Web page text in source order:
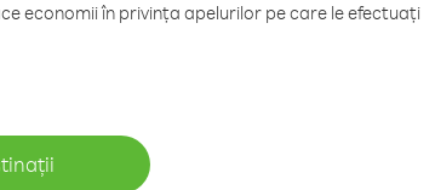
economii în privința apelurilor pe care le efectuați